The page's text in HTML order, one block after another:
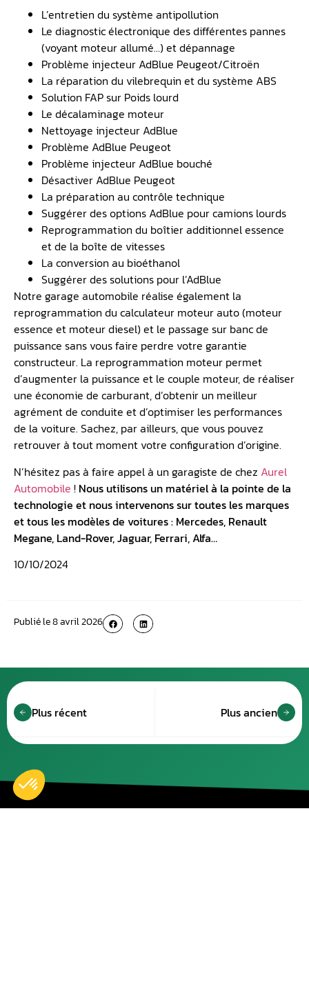
L’entretien du système antipollution
Le diagnostic électronique des différentes pannes
(voyant moteur allumé…) et dépannage
Problème injecteur AdBlue Peugeot/Citroën
La réparation du vilebrequin et du système ABS
Solution FAP sur Poids lourd
Le décalaminage moteur
Nettoyage injecteur AdBlue
Problème AdBlue Peugeot
Problème injecteur AdBlue bouché
Désactiver AdBlue Peugeot
La préparation au contrôle technique
Suggérer des options AdBlue pour camions lourds
Reprogrammation du boîtier additionnel essence
et de la boîte de vitesses
La conversion au bioéthanol
Suggérer des solutions pour l’AdBlue
Notre garage automobile réalise également la
reprogrammation du calculateur moteur auto (moteur
essence et moteur diesel) et le passage sur banc de
puissance sans vous faire perdre votre garantie
constructeur. La reprogrammation moteur permet
d’augmenter la puissance et le couple moteur, de réaliser
une économie de carburant, d’obtenir un meilleur
agrément de conduite et d’optimiser les performances
de la voiture. Sachez, par ailleurs, que vous pouvez
retrouver à tout moment votre configuration d’origine.
N’hésitez pas à faire appel à un garagiste de chez Aurel
Automobile ! Nous utilisons un matériel à la pointe de la
technologie et nous intervenons sur toutes les marques
et tous les modèles de voitures : Mercedes, Renault
Megane, Land-Rover, Jaguar, Ferrari, Alfa…
10/10/2024
Publié le8 avril 2026
Plus récent Plus ancien